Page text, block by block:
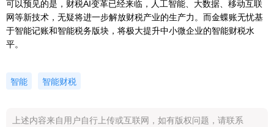
可以预见的是，财税AI变革已经来临，人工智能、大数据、移动互联
网等新技术，无疑将进一步解放财税产业的生产力。而金蝶账无忧基
于智能记账和智能税务版块，将极大提升中小微企业的智能财税水
平。
智能 智能财税
上述内容来自用户自行上传或互联网，如有版权问题，请联系